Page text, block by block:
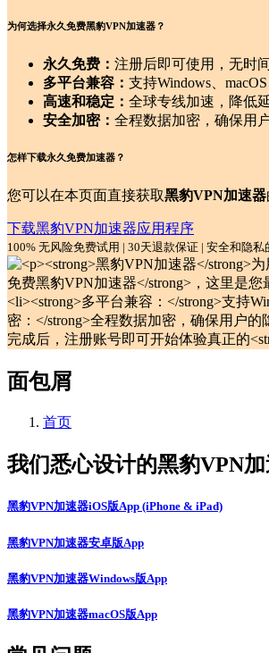
为何选择永久免费黑豹VPN加速器？
永久免费： 注册后即可使用，无时间
多平台兼容： 支持Windows、
高速和稳定： 全球专线加速，降低
安全加密： 全程数据加密，确保用
怎样下载永久免费加速器？
您可以在本页面直接获取黑豹VPN加速器
下载黑豹VPN加速器应用程序
100% 无风险免费试用 | 30天退款保证 | 安全和隐私
面包屑
首页
我们悉心设计的黑豹VPN
黑豹VPN加速器iOS版App (iPhone & iPad)
黑豹VPN加速器安卓版App
黑豹VPN加速器Windows版App
黑豹VPN加速器macOS版App